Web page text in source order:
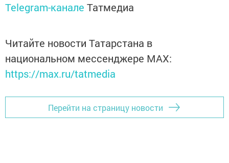
Telegram-канале Татмедиа
Читайте новости Татарстана в
национальном мессенджере MАХ:
https://max.ru/tatmedia
Перейти на страницу новости